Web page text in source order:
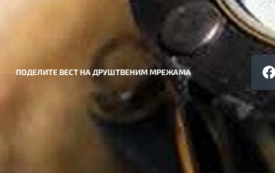
ПОДЕЛИТЕ ВЕСТ НА ДРУШТВЕНИМ МРЕЖАМА